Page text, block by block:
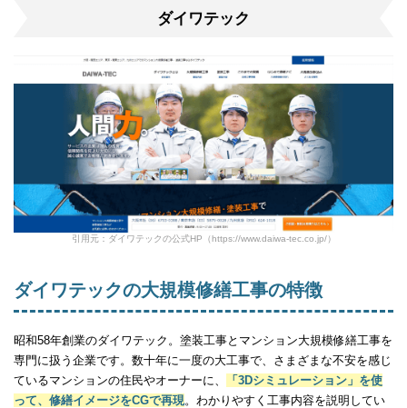
ダイワテック
引用元：ダイワテックの公式HP（https://www.daiwa-tec.co.jp/）
ダイワテックの大規模修繕工事の特徴
昭和58年創業のダイワテック。塗装工事とマンション大規模修繕工事を
専門に扱う企業です。数十年に一度の大工事で、さまざまな不安を感じ
ているマンションの住民やオーナーに、
「3Dシミュレーション」を使
って、修繕イメージをCGで再現。わかりやすく工事内容を説明してい